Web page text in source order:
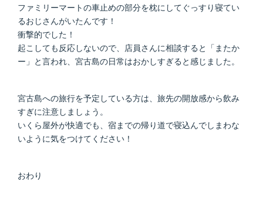
ファミリーマートの車止めの部分を枕にしてぐっすり寝てい
るおじさんがいたんです！
衝撃的でした！
起こしても反応しないので、店員さんに相談すると「またか
ー」と言われ、宮古島の日常はおかしすぎると感じました。
宮古島への旅行を予定している方は、旅先の開放感から飲み
すぎに注意しましょう。
いくら屋外が快適でも、宿までの帰り道で寝込んでしまわな
いように気をつけてください！
おわり